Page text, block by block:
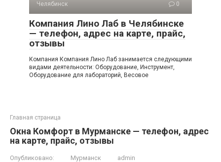
Челябинск 0
Компания Лино Лаб в Челябинске
— телефон, адрес на карте, прайс,
отзывы
Компания Компания Лино Лаб занимается следующими
видами деятельности: Оборудование, Инструмент,
Оборудование для лабораторий, Весовое
Главная страница
Окна Комфорт в Мурманске — телефон, адрес
на карте, прайс, отзывы
Опубликовано: Мурманск admin